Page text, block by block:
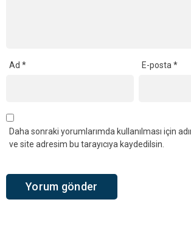
Ad * E-posta*
Daha sonraki yorumlarımda kullanılması için
ve site adresim bu tarayıcıya kaydedilsin.